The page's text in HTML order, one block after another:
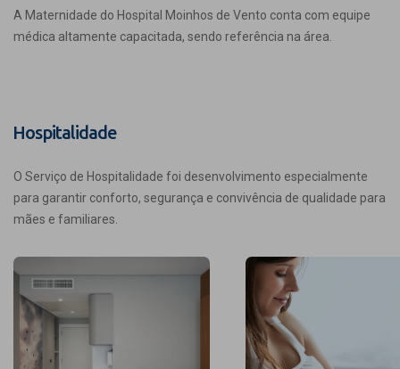
A Maternidade do Hospital Moinhos de Vento conta com equipe
médica altamente capacitada, sendo referência na área.
Hospitalidade
O Serviço de Hospitalidade foi desenvolvimento especialmente
para garantir conforto, segurança e convivência de qualidade para
mães e familiares.